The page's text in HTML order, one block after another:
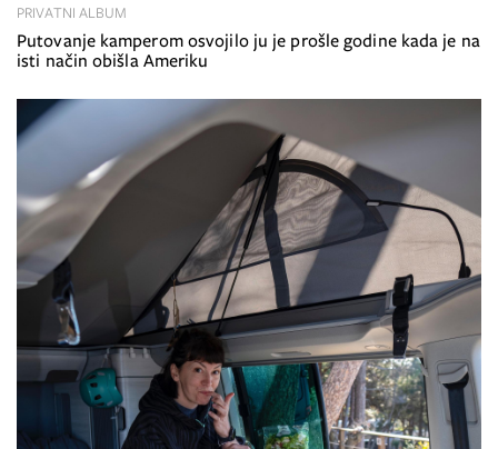
Putovanje kamperom osvojilo ju je prošle godine kada je na
isti način obišla Ameriku
PRIVATNI ALBUM